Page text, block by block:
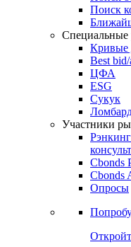
Облигации
Поиски
Поиск
Поиск
Поиск
Специальные
Кривые
Best
ЦФА
ESG
Сукук
Участники
Cbonds
Опросы